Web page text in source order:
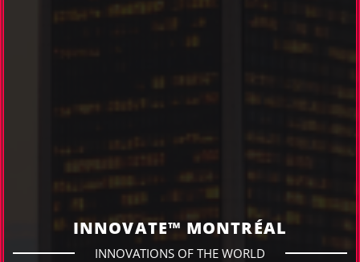
INNOVATE™ MONTRÉAL
INNOVATIONS OF THE WORLD